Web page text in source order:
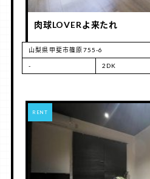
肉球LOVERよ来たれ
山梨県甲斐市篠原755-6
- 2DK
RENT